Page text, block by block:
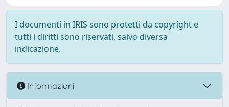
I documenti in IRIS sono protetti da copyright e
tutti i diritti sono riservati, salvo diversa
indicazione.
Informazioni